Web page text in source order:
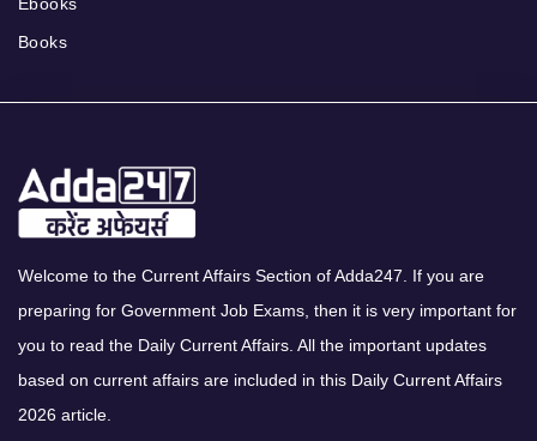
Books
Welcome to the Current Affairs Section of Adda247. If you are
preparing for Government Job Exams, then it is very important for
you to read the Daily Current Affairs. All the important updates
based on current affairs are included in this Daily Current Affairs
2026 article.